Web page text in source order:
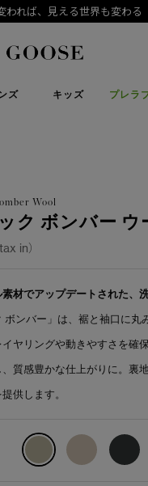
われば、見える世界も変わる
Canada
ズ キッズ プレラ
請
Wool
ク ボンバー ウ
in）
材でアップデートされた、
ボンバー」は、裾と袖口に
イヤリングや動きやすさを確
質感豊かな仕上がりに。裏
供します。